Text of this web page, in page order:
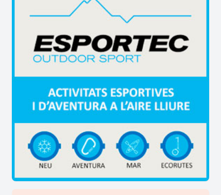
xarxa viària, perfectament accessibl
turisme. Aquest itinerari vincula els diferents
elements que formen part del medi natural i el
patrimoni dels municipis que formen part del
recorregut d'aquest sender.
La informació referent a aquest sender es pot
consultar a traves de la web del Consell
Comarcal de l'Anoia o clicant directament al
link www.anoiaproject.cat , i també a partir de
fulletons turístics que es poden trobar en els
diferents punts de promoció turística de la
comarca de l'Anoia.